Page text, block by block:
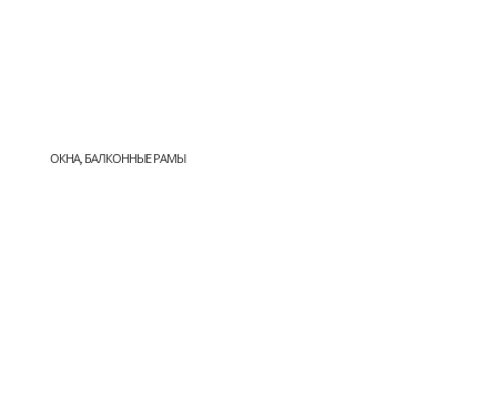
ОКНА, БАЛКОННЫЕ РАМЫ